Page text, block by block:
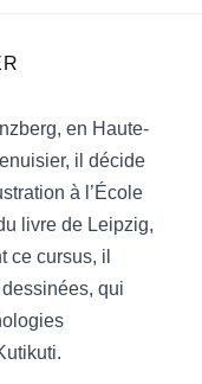
bout en bout
Baitinger
"autre
Olivier Van
la légèreté, au
au
vraiment
en Haute-
il décide
à l’École
livre de Leipzig,
ce cursus, il
qui